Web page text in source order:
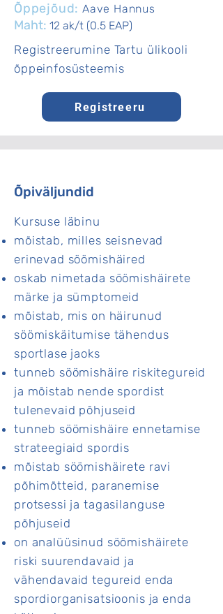
Õppejõud: Aave Hannus
Maht: 12 ak/t (0.5 EAP)
Registreerumine Tartu ülikooli
õppeinfosüsteemis
Registreeru
Õpiväljundid
Kursuse läbinu
mõistab, milles seisnevad
erinevad söömishäired
oskab nimetada söömishäirete
märke ja sümptomeid
mõistab, mis on häirunud
söömiskäitumise tähendus
sportlase jaoks
tunneb söömishäire riskitegureid
ja mõistab nende spordist
tulenevaid põhjuseid
tunneb söömishäire ennetamise
strateegiaid spordis
mõistab söömishäirete ravi
põhimõtteid, paranemise
protsessi ja tagasilanguse
põhjuseid
on analüüsinud söömishäirete
riski suurendavaid ja
vähendavaid tegureid enda
spordiorganisatsioonis ja enda